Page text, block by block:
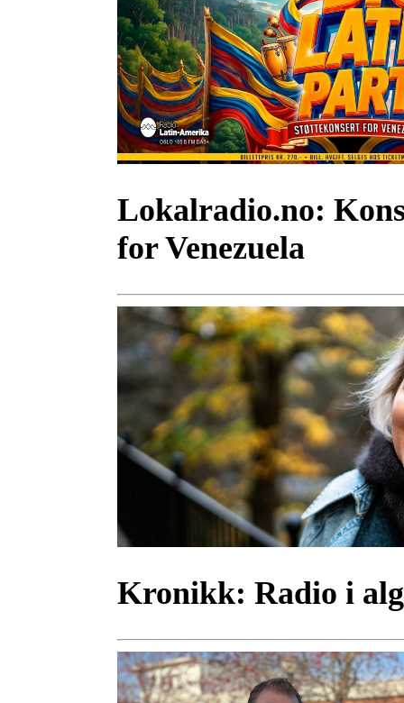
Lokalradio.no:
for Venezuela
Kronikk: Radio i